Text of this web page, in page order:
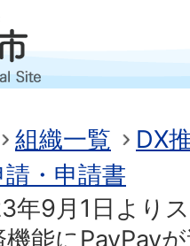
組織一覧
DX
請・申請書
年9月1日より
機能にPayPay